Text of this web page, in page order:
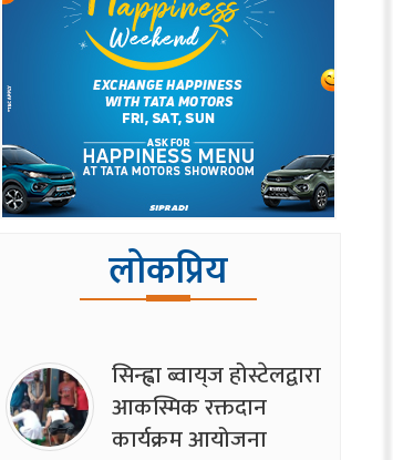
लोकप्रिय
सिन्ह्वा ब्वाय्‌ज होस्टेलद्वारा
आकस्मिक रक्तदान
कार्यक्रम आयोजना